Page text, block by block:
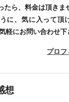
たら、料金は頂きま
に、気に入って頂
軽にお問い合わせ下
プロ
想